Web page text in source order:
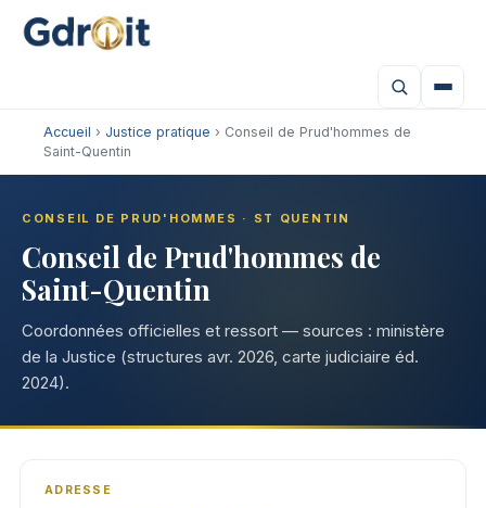
Accueil › Justice pratique › Conseil de Prud'hommes de
Saint-Quentin
CONSEIL DE PRUD'HOMMES · ST QUENTIN
Conseil de Prud'hommes de
Saint-Quentin
Coordonnées officielles et ressort — sources : ministère
de la Justice (structures avr. 2026, carte judiciaire éd.
2024).
ADRESSE